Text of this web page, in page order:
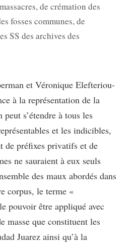
de crémation des
fosses communes, de
SS des archives des
et Véronique Elefteriou-
à la représentation de la
s’étendre à tous les
et les indicibles,
de préfixes privatifs et de
ne sauraient à eux seuls
des maux abordés dans
corpus, le terme «
pouvoir être appliqué avec
masse que constituent les
Juarez ainsi qu’à la